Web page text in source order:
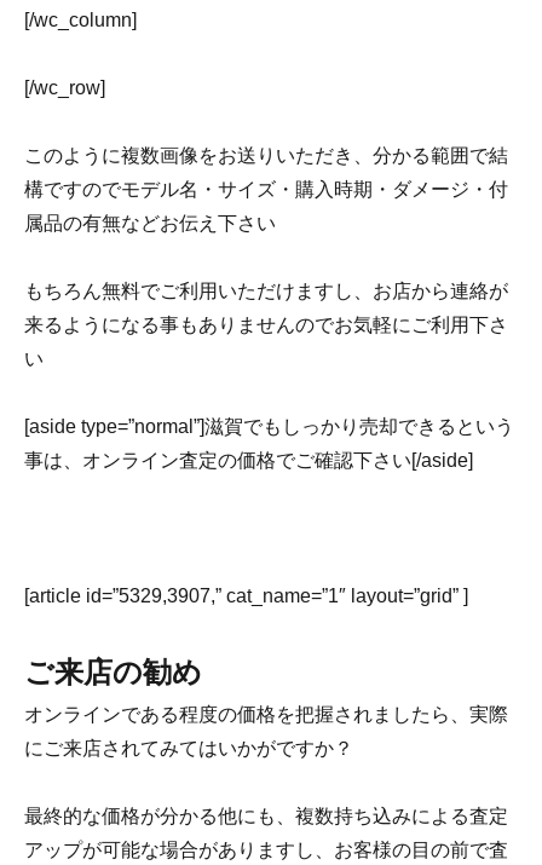
[/wc_column]
[/wc_row]
このように複数画像をお送りいただき、分かる範囲で結
構ですのでモデル名・サイズ・購入時期・ダメージ・付
属品の有無などお伝え下さい
もちろん無料でご利用いただけますし、お店から連絡が
来るようになる事もありませんのでお気軽にご利用下さ
い
[aside type=”normal”]滋賀でもしっかり売却できるという
事は、オンライン査定の価格でご確認下さい[/aside]
[article id=”5329,3907,” cat_name=”1″ layout=”grid” ]
ご来店の勧め
オンラインである程度の価格を把握されましたら、実際
にご来店されてみてはいかがですか？
最終的な価格が分かる他にも、複数持ち込みによる査定
アップが可能な場合がありますし、お客様の目の前で査